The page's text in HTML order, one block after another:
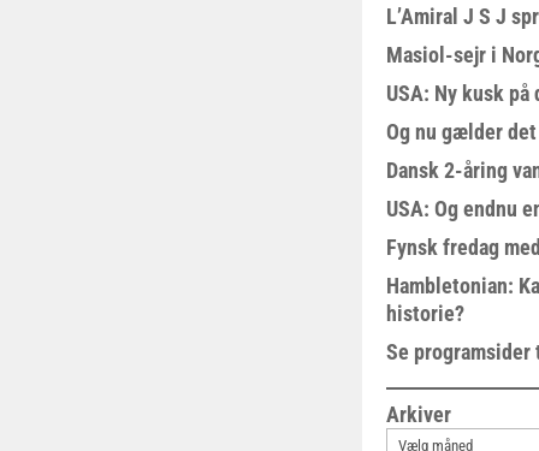
L’Amiral J S J
Masiol-sejr i
USA: Ny kusk på
Og nu gælder
Dansk 2-åring
USA: Og endnu
Fynsk fredag
Hambletonian:
historie?
Se
Arkiver